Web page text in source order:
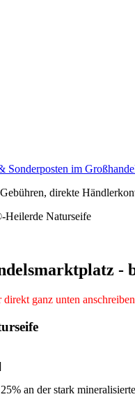
Sonderposten im
direkte
Naturseife
-
ganz unten
an der stark